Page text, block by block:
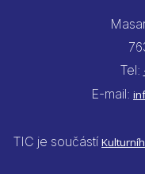
Tel:
E-mail:
TIC je součástí